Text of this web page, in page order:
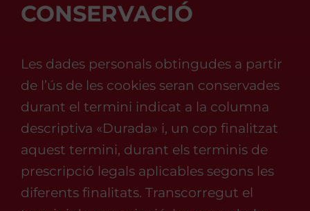
CONSERVACIÓ
Les dades personals obtingudes a partir
de l’ús de les cookies seran conservades
durant el termini indicat a la columna
descriptiva «Durada» i, un cop finalitzat
aquest termini, durant els terminis de
prescripció legals aplicables segons les
diferents finalitats. Transcorregut el